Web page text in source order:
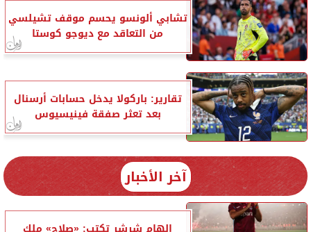
تشابي ألونسو يحسم موقف تشيلسي
من التعاقد مع ديوجو كوستا
تقارير: باركولا يدخل حسابات أرسنال
بعد تعثر صفقة فينيسيوس
آخر الأخبار